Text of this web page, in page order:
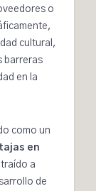
o
cultural,
barreras
en la
como un
en
a
de